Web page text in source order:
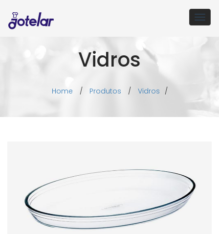
Vidros
Home / Produtos / Vidros /